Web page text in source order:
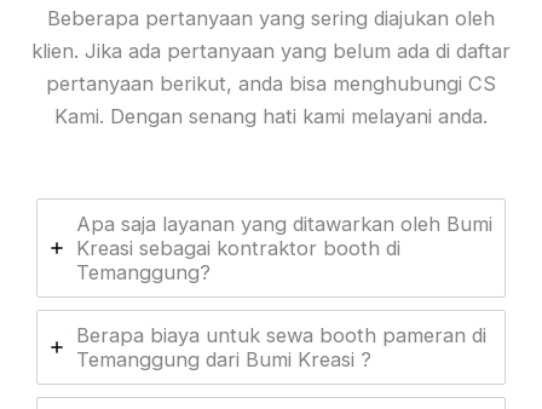
Beberapa pertanyaan yang sering diajukan oleh
klien. Jika ada pertanyaan yang belum ada di daftar
pertanyaan berikut, anda bisa menghubungi CS
Kami. Dengan senang hati kami melayani anda.
Apa saja layanan yang ditawarkan oleh Bumi
Kreasi sebagai kontraktor booth di
Temanggung?
Berapa biaya untuk sewa booth pameran di
Temanggung dari Bumi Kreasi ?